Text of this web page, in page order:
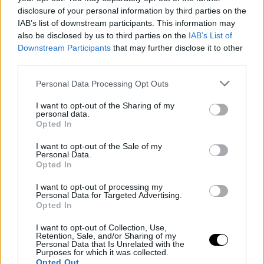
disclosure of your personal information by third parties on the
IAB’s list of downstream participants. This information may
also be disclosed by us to third parties on the IAB’s List of
Downstream Participants that may further disclose it to other
Personal Data Processing Opt Outs
I want to opt-out of the Sharing of my
personal data.
Opted In
I want to opt-out of the Sale of my
Personal Data.
Opted In
I want to opt-out of processing my
Personal Data for Targeted Advertising.
Opted In
I want to opt-out of Collection, Use,
Retention, Sale, and/or Sharing of my
Personal Data that Is Unrelated with the
Purposes for which it was collected.
Οι μυς τεντώνονται και χαλαρώνουν, οι χτύποι της καρδιάς
ανεβαίνουν και κατεβαίνουν, οι αναπνοές το ίδιο, ενώ πολλές
ορμόνες απελευθερώνονται κατά τη διάρκεια του σεξ.
Ολη αυτή ησυναισθηματική φόρτισηπου απελευθερώνεται
μετά από τη σεξουαλική πράξη και ιδίως μετά τον οργασμό,
φέρνουν ταάσχημα συναισθήματα λόγω της συσσώρευσης
συγκεκριμένωνορμονών.
Δεν σημαίνει ότι ο συναισθηματικός σου κόσμος είναι χάλια ή